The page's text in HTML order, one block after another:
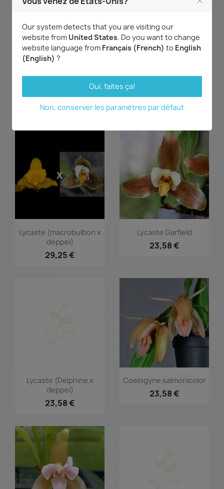
Aperçu rapide
Lycaste (Kenneth x Wyld
23,58 €

Lycaste (Wyld Unicorn x
23,58 €
Aperçu rapide
Lycaste (macrobulbon x
deppei)
29,25 €
Aperçu rapide
Lycaste Garfield
23,58 €
Aperçu rapide
Lycaste (Delphine x
deppei)
23,58 €
Aperçu rapide
Coelogyne salmonicolor
23,58 €
Our system detects that you are visiting our
website from United States. Do you want to change
website language from Français (French) to English
(English) ?
Oui, faites ça!
Non, conserver les paramètres par défaut